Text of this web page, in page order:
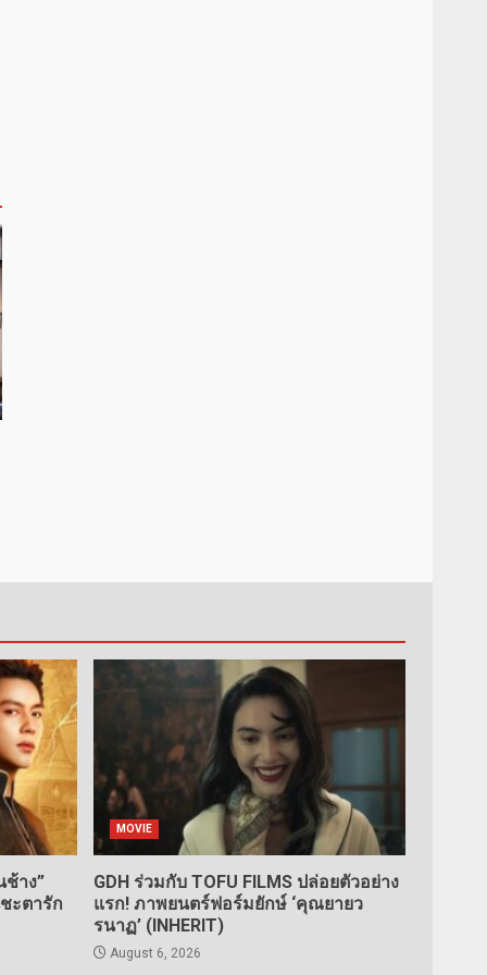
าง”
ะตารัก
MOVIE
GDH ร่วมกับ TOFU FILMS ปล่อยตัวอย่าง
แรก! ภาพยนตร์ฟอร์มยักษ์ ‘คุณยายว
รนาฏ’ (INHERIT)
August 6, 2026